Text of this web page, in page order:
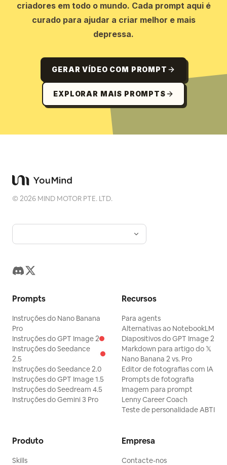
criadores em todo o mundo. Cada prompt aqui é
curado para ajudar a criar melhor e mais
depressa.
GERAR VÍDEO COM PROMPT
EXPLORAR MAIS PROMPTS
©2026 MIND MOTOR PTE. LTD.
Prompts
Instruções do Nano Banana
Pro
Instruções do GPT Image 2
Instruções do Seedance
2.5
Instruções do Seedance 2.0
Instruções do GPT Image 1.5
Instruções do Seedream 4.5
Instruções do Gemini 3 Pro
Recursos
Para agents
Alternativas ao NotebookLM
Diapositivos do GPT Image 2
Markdown para artigo do 𝕏
Nano Banana 2 vs. Pro
Editor de fotografias com IA
Prompts de fotografia
Imagem para prompt
Lenny Career Coach
Teste de personalidade ABTI
Produto
Skills
Empresa
Contacte-nos